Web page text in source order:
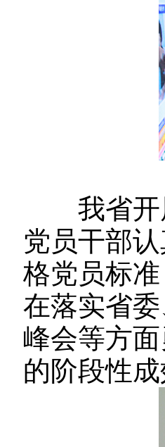
我省开展
党员干部
格党员标
在落实省
峰会等方
的阶段性成